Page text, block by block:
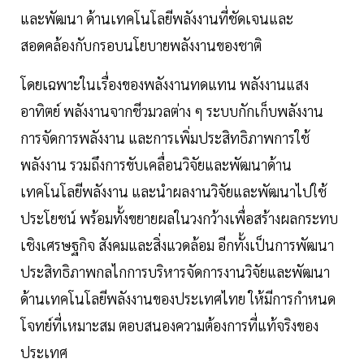
และพัฒนา ด้านเทคโนโลยีพลังงานที่ชัดเจนและ
สอดคล้องกับกรอบนโยบายพลังงานของชาติ
โดยเฉพาะในเรื่องของพลังงานทดแทน พลังงานแสง
อาทิตย์ พลังงานจากชีวมวลต่าง ๆ ระบบกักเก็บพลังงาน
การจัดการพลังงาน และการเพิ่มประสิทธิภาพการใช้
พลังงาน รวมถึงการขับเคลื่อนวิจัยและพัฒนาด้าน
เทคโนโลยีพลังงาน และนำผลงานวิจัยและพัฒนาไปใช้
ประโยชน์ พร้อมทั้งขยายผลในวงกว้างเพื่อสร้างผลกระทบ
เชิงเศรษฐกิจ สังคมและสิ่งแวดล้อม อีกทั้งเป็นการพัฒนา
ประสิทธิภาพกลไกการบริหารจัดการงานวิจัยและพัฒนา
ด้านเทคโนโลยีพลังงานของประเทศไทย ให้มีการกำหนด
โจทย์ที่เหมาะสม ตอบสนองความต้องการที่แท้จริงของ
ประเทศ